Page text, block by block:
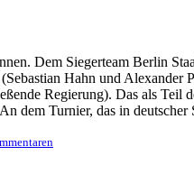
Dem Siegerteam Berlin
Hahn und
Regierung). Das als Teil
dem Turnier, das in